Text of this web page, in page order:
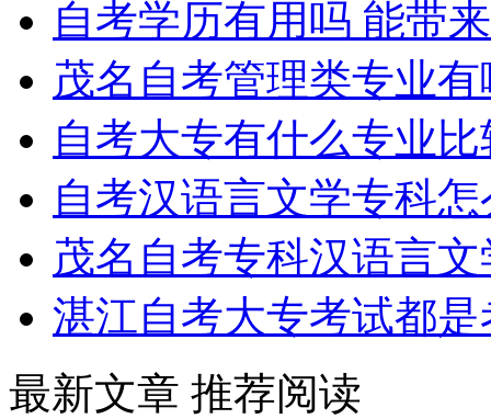
自考学历有用吗 能带
茂名自考管理类专业
自考大专有什么专业
自考汉语言文学专科
茂名自考专科汉语言
湛江自考大专考试都
最新文章 推荐阅读